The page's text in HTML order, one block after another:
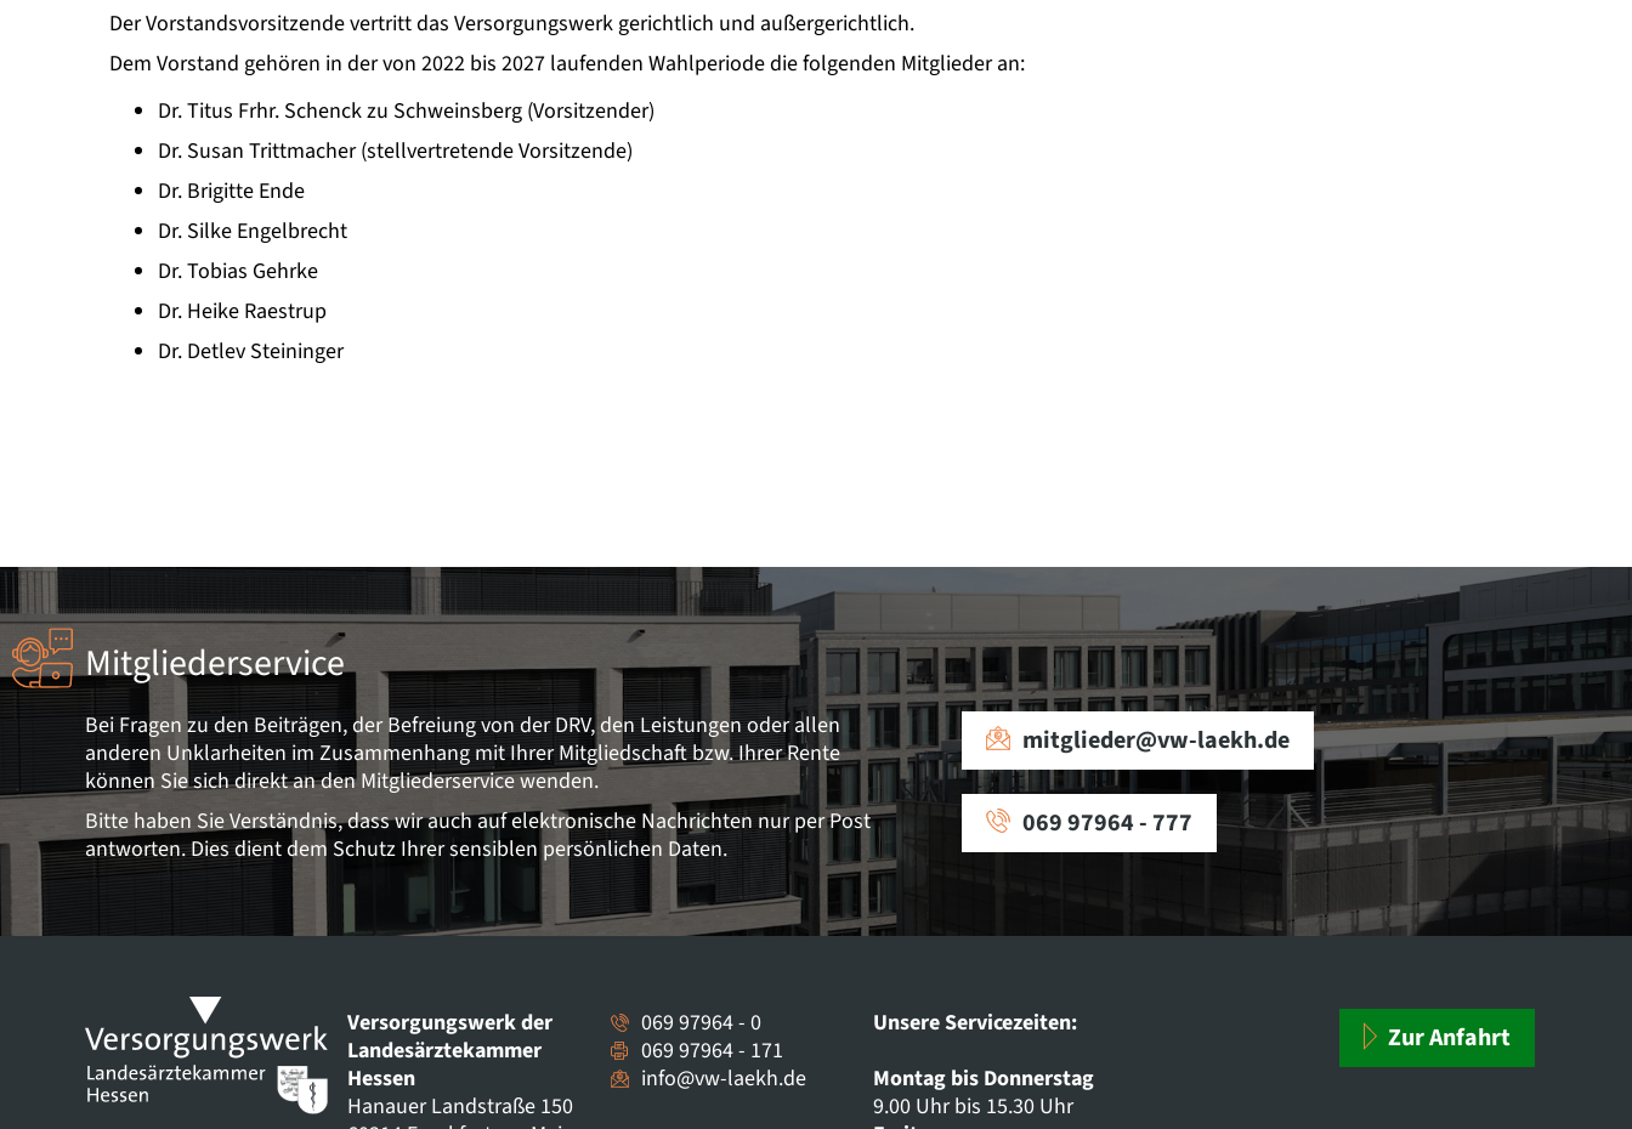
Der Vorstandsvorsitzende vertritt das Versorgungswerk gerichtlich und außergerichtlich.
Dem Vorstand gehören in der von 2022 bis 2027 laufenden Wahlperiode die folgenden Mitglieder an:
Dr. Titus Frhr. Schenck zu Schweinsberg (Vorsitzender)
Dr. Susan Trittmacher (stellvertretende Vorsitzende)
Dr. Brigitte Ende
Dr. Silke Engelbrecht
Dr. Tobias Gehrke
Dr. Heike Raestrup
Dr. Detlev Steininger
Mitgliederservice
Bei Fragen zu den Beiträgen, der Befreiung von der DRV, den Leistungen oder allen
anderen Unklarheiten im Zusammenhang mit Ihrer Mitgliedschaft bzw. Ihrer Rente
können Sie sich direkt an den Mitgliederservice wenden.
Bitte haben Sie Verständnis, dass wir auch auf elektronische Nachrichten nur per Post
antworten. Dies dient dem Schutz Ihrer sensiblen persönlichen Daten.
mitglieder@vw-laekh.de
069 97964 - 777
Versorgungswerk der
Landesärztekammer
Hessen
Hanauer Landstraße 150
069 97964 - 0
069 97964 - 171
info@vw-laekh.de
Unsere Servicezeiten:
Montag bis Donnerstag
9.00 Uhr bis 15.30 Uhr
Zur Anfahrt